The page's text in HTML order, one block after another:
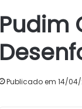
Pudim
Publicado em 14/04/